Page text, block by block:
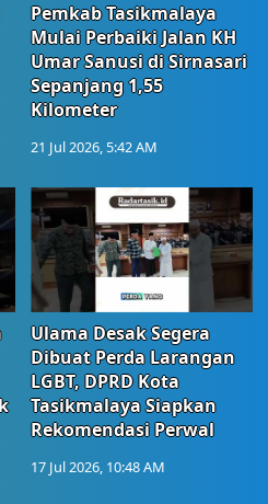
Pemkab Tasikmalaya
Mulai Perbaiki Jalan KH
Umar Sanusi di Sirnasari
Sepanjang 1,55
Kilometer
21 Jul 2026, 5:42 AM
Ulama Desak Segera
Dibuat Perda Larangan
LGBT, DPRD Kota
Tasikmalaya Siapkan
Rekomendasi Perwal
17 Jul 2026, 10:48 AM